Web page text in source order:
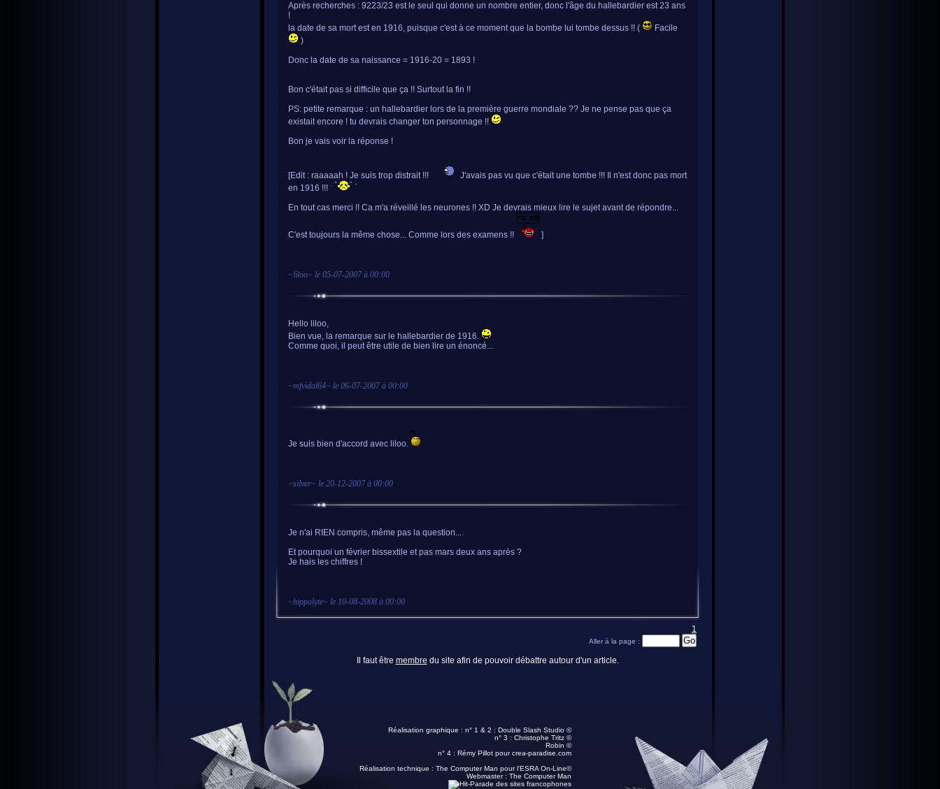
Après recherches : 9223/23 est le seul qui donne un nombre entier, donc l'âge du hallebardier est 23 ans
!
la date de sa mort est en 1916, puisque c'est à ce moment que la bombe lui tombe dessus !! (
Facile
)
Donc la date de sa naissance = 1916-20 = 1893 !
Bon c'était pas si difficile que ça !! Surtout la fin !!
PS: petite remarque : un hallebardier lors de la première guerre mondiale ?? Je ne pense pas que ça
existait encore ! tu devrais changer ton personnage !!
Bon je vais voir la réponse !
[Edit : raaaaah ! Je suis trop distrait !!!
J'avais pas vu que c'était une tombe !!! Il n'est donc pas mort
en 1916 !!!
En tout cas merci !! Ca m'a réveillé les neurones !! XD Je devrais mieux lire le sujet avant de répondre...
C'est toujours la même chose... Comme lors des examens !! ]
~liloo~ le 05-07-2007 à 00:00
Hello liloo,
Bien vue, la remarque sur le hallebardier de 1916.
Comme quoi, il peut être utile de bien lire un énoncé...
~mfvidal64~ le 06-07-2007 à 00:00
Je suis bien d'accord avec liloo.
~silver~ le 20-12-2007 à 00:00
Je n'ai RIEN compris, même pas la question...
Et pourquoi un février bissextile et pas mars deux ans après ?
Je hais les chiffres !
~hippolyte~ le 10-08-2008 à 00:00
1
Aller à la page :
Il faut être membre du site afin de pouvoir débattre autour d'un article.
Réalisation graphique : n° 1 & 2 : Double Slash Studio ©
n° 3 : Christophe Tritz ©
Robin ©
n° 4 : Rémy Pillot pour crea-paradise.com
Réalisation technique : The Computer Man pour l'ESRA On-Line©
Webmaster : The Computer Man